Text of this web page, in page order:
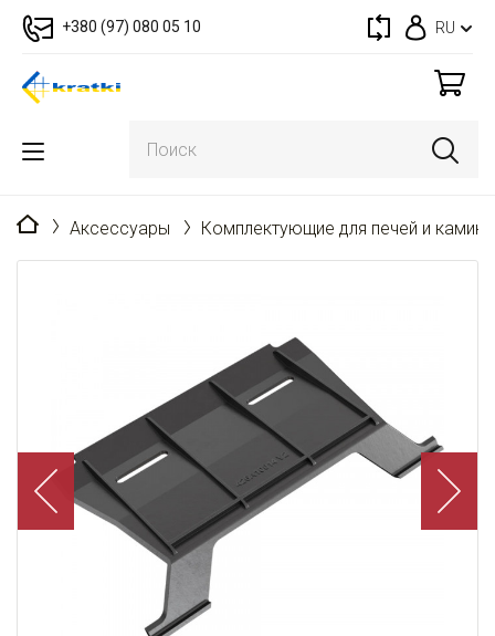
+380 (97) 080 05 10 RU
Главная
Аксессуары Комплектующие для печей и